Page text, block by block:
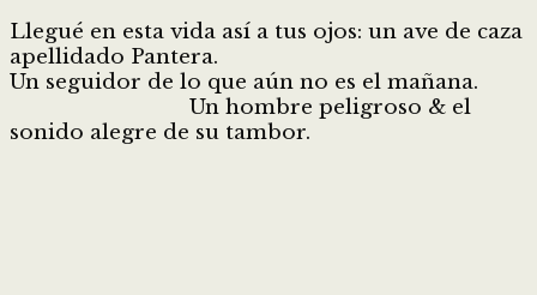
Llegué en esta vida así a tus ojos: un ave de caza
apellidado Pantera.
Un seguidor de lo que aún no es el mañana.
Un hombre peligroso & el
sonido alegre de su tambor.